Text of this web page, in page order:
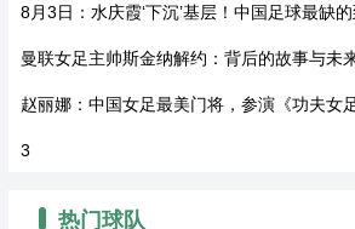
8月3日：水庆霞‘下沉’基层！中国足球最缺
曼联女足主帅斯金纳解约：背后的故事与未
赵丽娜：中国女足最美门将，参演《功夫女
3
热门球队